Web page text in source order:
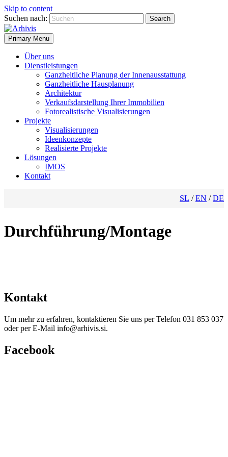
Skip to content
Suchen nach:
Primary Menu
Über uns
Dienstleistungen
Ganzheitliche Planung der Innenausstattung
Ganzheitliche Hausplanung
Architektur
Verkaufsdarstellung Ihrer Immobilien
Fotorealistische Visualisierungen
Projekte
Visualisierungen
Ideenkonzepte
Realisierte Projekte
Lösungen
IMOS
Kontakt
SL EN DE
Durchführung/Montage
Kontakt
Um mehr zu erfahren, kontaktieren Sie uns per Telefon 031 853 037
oder per E-Mail info@arhivis.si.
Facebook